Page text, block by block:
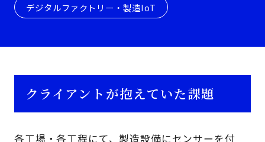
デジタルファクトリー・製造IoT
クライアントが抱えていた課題
各工場・各工程にて、製造設備にセンサーを付